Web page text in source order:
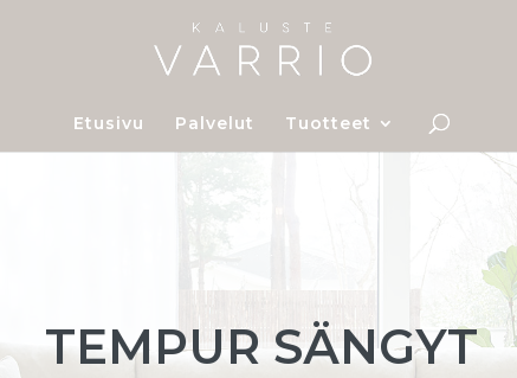
Etusivu Palvelut Tuotteet
TEMPUR SÄNGYT